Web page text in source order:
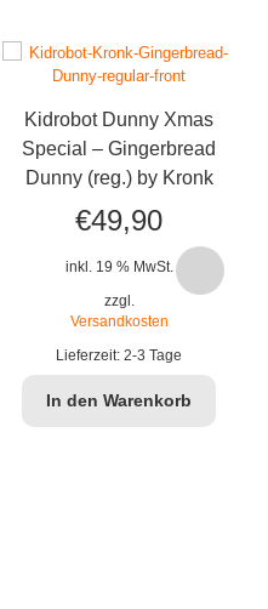
Kidrobot Dunny Xmas
Special – Gingerbread
Dunny (reg.) by Kronk
€49,90
inkl. 19 % MwSt.
zzgl.
Versandkosten
Lieferzeit:2-3 Tage
In den Warenkorb